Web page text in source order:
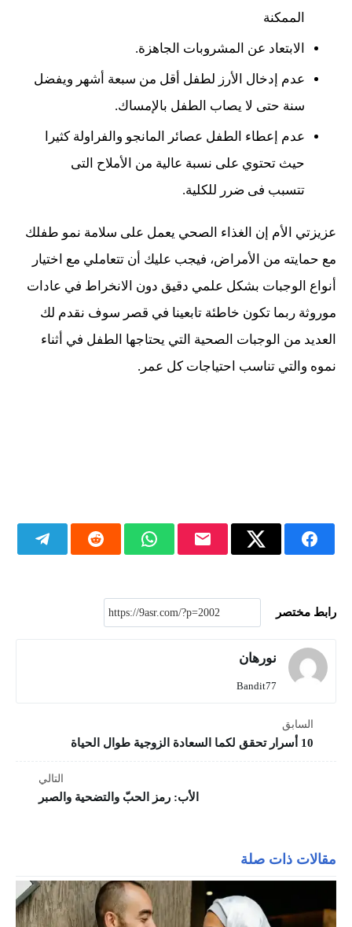
الممكنة
الابتعاد عن المشروبات الجاهزة.
عدم إدخال الأرز لطفل أقل من سبعة أشهر ويفضل
سنة حتى لا يصاب الطفل بالإمساك.
عدم إعطاء الطفل عصائر المانجو والفراولة كثيرا
حيث تحتوي على نسبة عالية من الأملاح التى
تتسبب فى ضرر للكلية.
عزيزتي الأم إن الغذاء الصحي يعمل على سلامة نمو طفلك
مع حمايته من الأمراض، فيجب عليك أن تتعاملي مع اختيار
أنواع الوجبات بشكل علمي دقيق دون الانخراط في عادات
موروثة ربما تكون خاطئة تابعينا في قصر سوف نقدم لك
العديد من الوجبات الصحية التي يحتاجها الطفل في أثناء
نموه والتي تناسب احتياجات كل عمر.
رابط مختصر
نورهان
Bandit77
السابق
10 أسرار تحقق لكما السعادة الزوجية طوال الحياة
التالي
الأب: رمز الحبّ والتضحية والصبر
مقالات ذات صلة